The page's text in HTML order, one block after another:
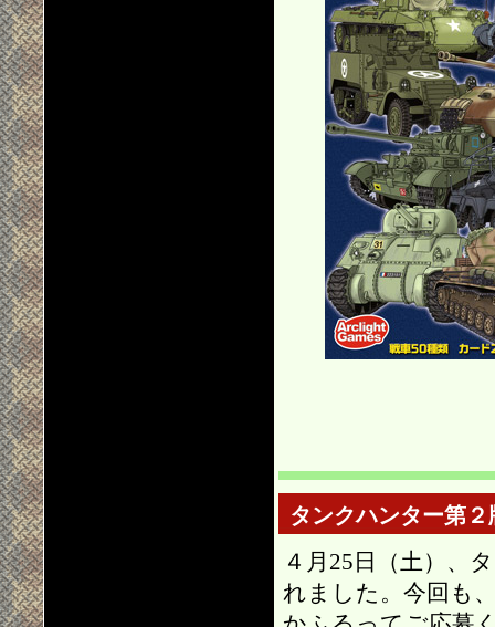
タンクハンター第
４月25日（土）、
れました。今回も